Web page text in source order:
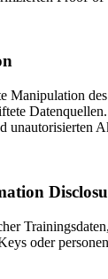
Manipulation
unautorisierten
oder